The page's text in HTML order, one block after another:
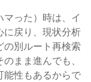
った）時は、イ
に戻り、現状分析
の別ルート再検索
まま進んでも、
能性もあるからで